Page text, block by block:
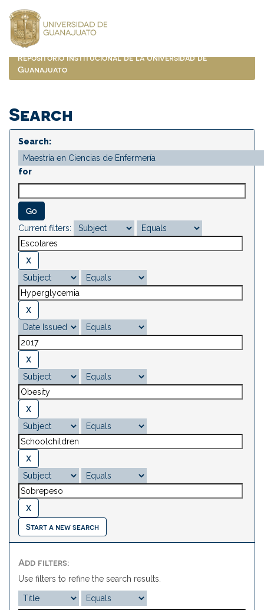
navigation
Repositorio Institucional de la Universidad de
Guanajuato
Search
Search:
for
Current filters:
Start a new search
Add filters:
Use filters to refine the search results.